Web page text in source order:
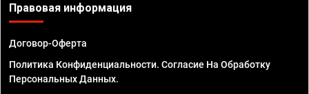
Правовая информация
Договор-Оферта
Политика Конфиденциальности. Согласие На Обработку
Персональных Данных.